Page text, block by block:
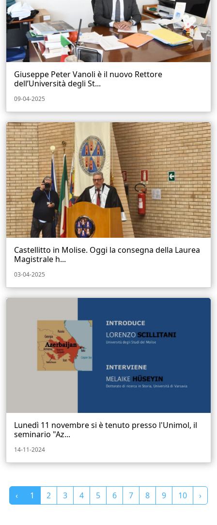
Giuseppe Peter Vanoli è il nuovo Rettore
dell’Università degli St...
09-04-2025
Castellitto in Molise. Oggi la consegna della Laurea
Magistrale h...
03-04-2025
Lunedì 11 novembre si è tenuto presso l'Unimol, il
seminario "Az...
14-11-2024
‹ 1 2 3 4 5 6 7 8 9 10 ›